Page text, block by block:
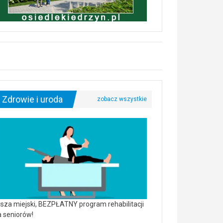
Zdrowie i uroda
miejski, BEZPŁATNY program rehabilitacji
seniorów!